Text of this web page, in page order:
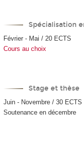
Spécialisation
Février - Mai / 20 ECTS
Cours au choix
Stage et thèse
Juin - Novembre / 30 ECTS
Soutenance en décembre